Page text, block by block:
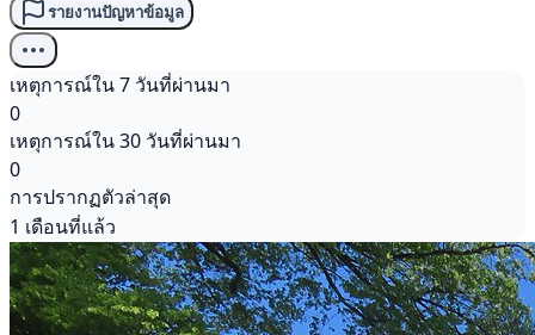
รายงานปัญหาข้อมูล
เหตุการณ์ใน 7 วันที่ผ่านมา
0
เหตุการณ์ใน 30 วันที่ผ่านมา
0
การปรากฏตัวล่าสุด
1 เดือนที่แล้ว